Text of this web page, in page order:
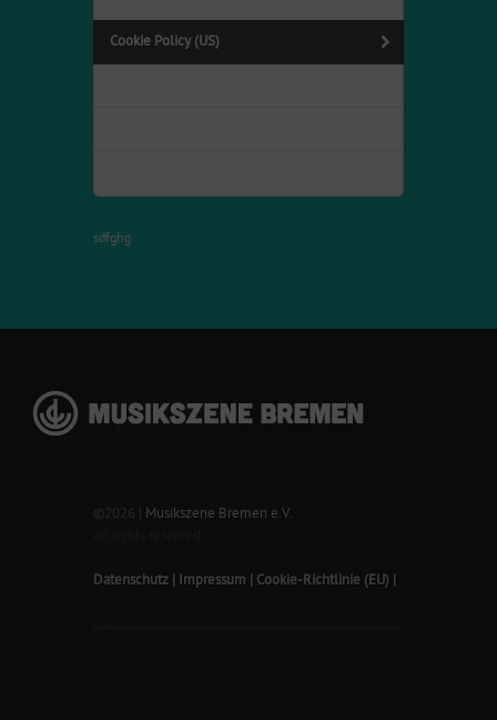
Cookie Policy (US)
sdfghg
©2026 | Musikszene Bremen e.V.
Datenschutz Impressum Cookie-Richtlinie (EU)